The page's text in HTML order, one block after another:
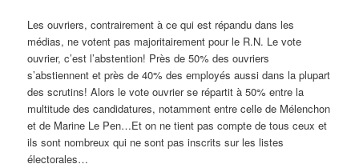
Les ouvriers, contrairement à ce qui est répandu dans les
médias, ne votent pas majoritairement pour le R.N. Le vote
ouvrier, c’est l’abstention! Près de 50% des ouvriers
s’abstiennent et près de 40% des employés aussi dans la plupart
des scrutins! Alors le vote ouvrier se répartit à 50% entre la
multitude des candidatures, notamment entre celle de Mélenchon
et de Marine Le Pen…Et on ne tient pas compte de tous ceux et
ils sont nombreux qui ne sont pas inscrits sur les listes
électorales…